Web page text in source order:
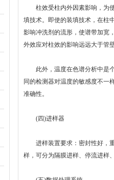
柱效受柱内外因素影响，为使
填技术。即使的装填技术，在柱
影响冲洗剂的流形，使谱带加宽
外效应对柱效的影响远远大于管
此外，温度在色谱分析中是个
同的检测器对温度的敏感度不一
准确性。
(四)进样器
进样装置要求：密封性好，重
样，可分为隔膜进样、停流进样